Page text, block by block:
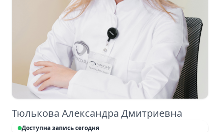
Тюлькова Александра Дмитриевна
Доступна запись сегодня